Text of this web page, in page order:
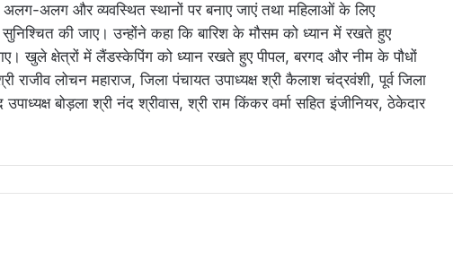
अलग और व्यवस्थित स्थानों पर बनाए जाएं तथा महिलाओं के लिए
की जाए। उन्होंने कहा कि बारिश के मौसम को ध्यान में रखते हुए
खुले क्षेत्रों में लैंडस्केपिंग को ध्यान रखते हुए पीपल, बरगद और नीम के पौधों
लोचन महाराज, जिला पंचायत उपाध्यक्ष श्री कैलाश चंद्रवंशी, पूर्व जिला
बोड़ला श्री नंद श्रीवास, श्री राम किंकर वर्मा सहित इंजीनियर, ठेकेदार